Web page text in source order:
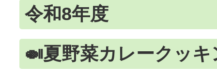
令和8年度
🍛夏野菜カレークッキ